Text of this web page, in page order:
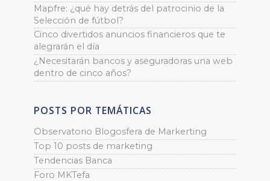
Mapfre: ¿qué hay detrás del patrocinio de la
Selección de fútbol?
Cinco divertidos anuncios financieros que te
alegrarán el día
¿Necesitarán bancos y aseguradoras una web
dentro de cinco años?
POSTS POR TEMÁTICAS
Observatorio Blogosfera de Markerting
Top 10 posts de marketing
Tendencias Banca
Foro MKTefa